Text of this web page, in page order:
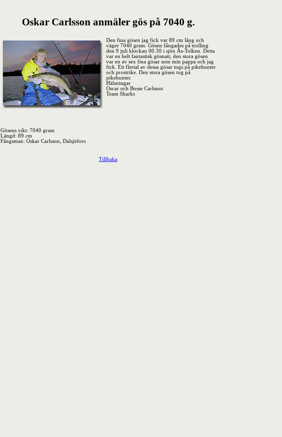
Oskar Carlsson anmäler gös på 7040 g.
Den fina gösen jag fick var 89 cm lång och
väger 7040 gram. Gösen fångades på trolling
den 9 juli klockan 00.30 i sjön Ås-Tolken. Detta
var en helt fantastisk gösnatt, den stora gösen
var en av sex fina gösar som min pappa och jag
fick. Ett flertal av dessa gösar togs på pikehunter
och prostrike. Den stora gösen tog på
pikehunter.
Hälsningar
Oscar och Bosse Carlsson
Team Sharks
Gösens vikt: 7040 gram
Längd: 89 cm
Fångsman: Oskar Carlsson, Dalsjöfors
Tillbaka